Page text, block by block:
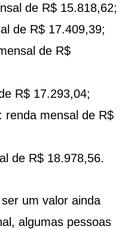
de R$ 15.818,62;
de R$ 17.409,39;
de R$
R$ 17.293,04;
renda mensal de R$
de R$ 18.978,56.
um valor ainda
algumas pessoas